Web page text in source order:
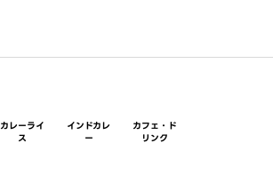
カレーライ
ス
インドカレ
ー
カフェ・ド
リンク